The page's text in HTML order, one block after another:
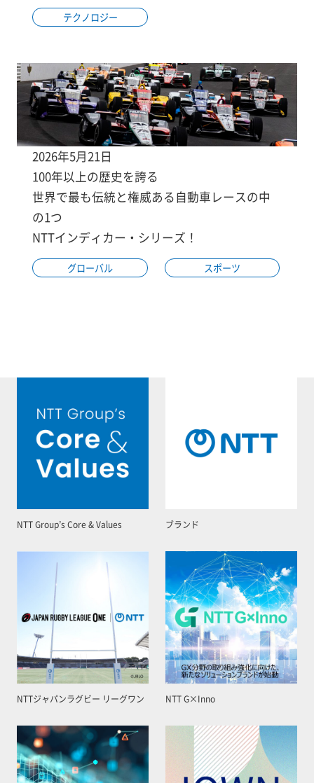
テクノロジー
2026年5月21日
100年以上の歴史を誇る
世界で最も伝統と権威ある自動車レースの中
の1つ
NTTインディカー・シリーズ！
グローバル スポーツ
NTT Group’s Core & Values ブランド
NTTジャパンラグビー リーグワン NTT G×Inno